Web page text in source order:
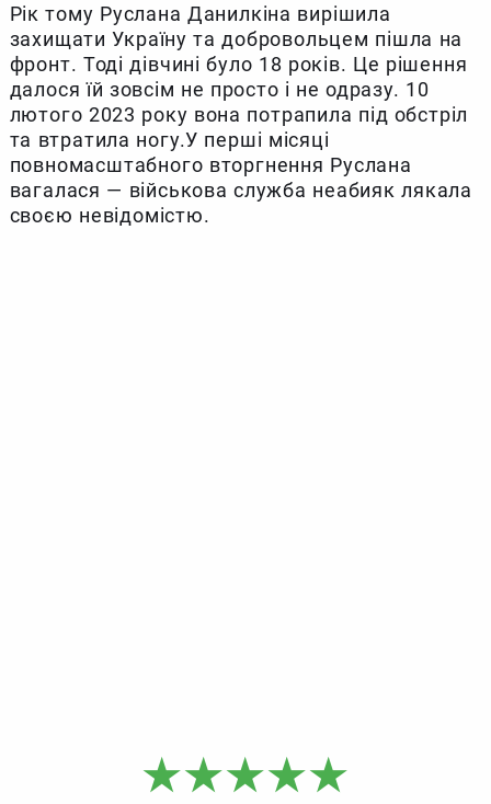
Рік тому Руслана Данилкіна вирішила
захищати Україну та добровольцем пішла на
фронт. Тоді дівчині було 18 років. Це рішення
далося їй зовсім не просто і не одразу. 10
лютого 2023 року вона потрапила під обстріл
та втратила ногу.У перші місяці
повномасштабного вторгнення Руслана
вагалася — військова служба неабияк лякала
своєю невідомістю.